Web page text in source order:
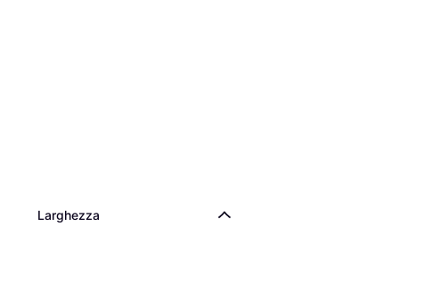
Larghezza